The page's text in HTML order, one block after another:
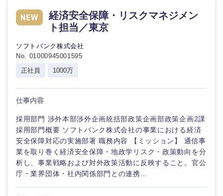
経済安全保障・リスクマネジメン
ト担当／東京
ソフトバンク株式会社
No. 01000945001595
正社員
1000万
仕事内容
採用部門 渉外本部渉外企画統括部政策企画部政策企画2課
採用部門概要 ソフトバンク株式会社の事業における経済
安全保障対応の実施部署 職務内容 【ミッション】 通信事
業を取り巻く経済安全保障・地政学リスク・政策動向を分
析し、事業戦略および対外政策活動に反映すること。官公
庁・業界団体・社内関係部門との連携...